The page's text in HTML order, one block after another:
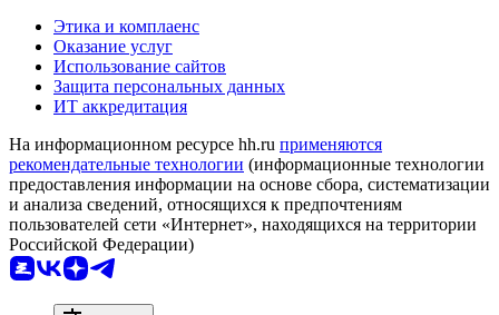
Этика и комплаенс
Оказание услуг
Использование сайтов
Защита персональных данных
ИТ аккредитация
На информационном ресурсе hh.ru применяются
рекомендательные технологии (информационные технологии
предоставления информации на основе сбора, систематизации
и анализа сведений, относящихся к предпочтениям
пользователей сети «Интернет», находящихся на территории
Российской Федерации)